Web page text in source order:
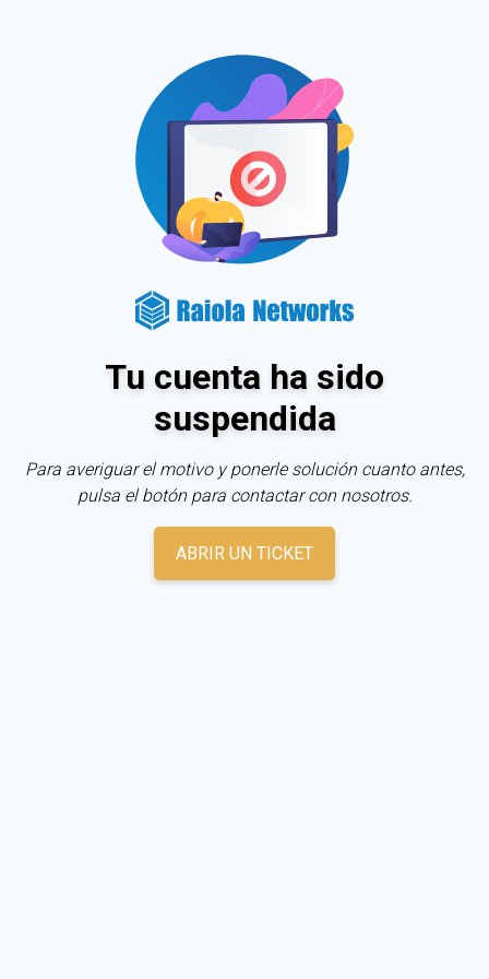
Tu cuenta ha sido
suspendida
Para averiguar el motivo y ponerle solución cuanto antes,
pulsa el botón para contactar con nosotros.
ABRIR UN TICKET